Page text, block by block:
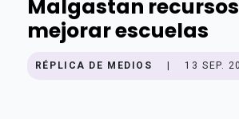
Malgastan
mejorar escuelas
RÉPLICA DE MEDIOS 13 SEP.